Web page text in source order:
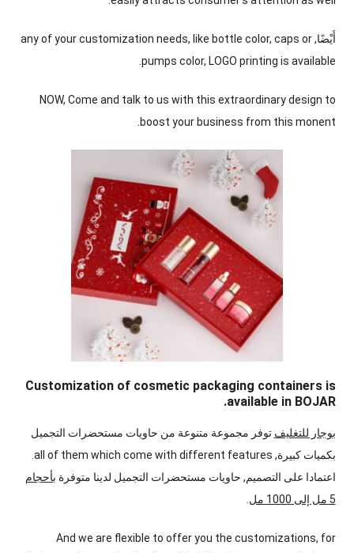
أَيْضًا, any of your customization needs, like bottle color, caps or
pumps color, LOGO printing is available
.
NOW, Come and talk to us with this extraordinary design to
boost your business from this monent
.
Customization of cosmetic packaging containers is
available in BOJAR
.
بوجار للتغليف توفر مجموعة متنوعة من حاويات مستحضرات التجميل
بكميات كبيرة, all of them which come with different features
.
اعتمادا على التصميم, حاويات مستحضرات التجميل لدينا متوفرة بأحجام
5 مل إلى 1000 مل
.
And we are flexible to offer you the customizations, for